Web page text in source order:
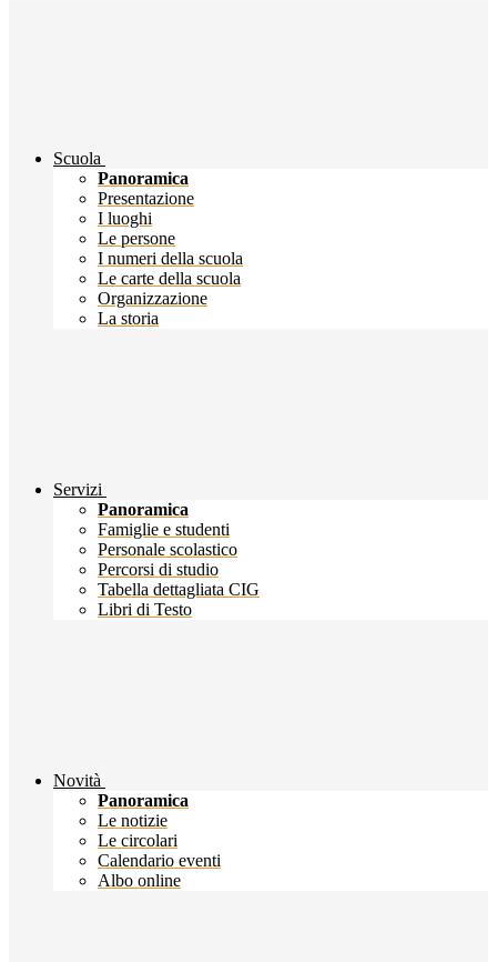
Scuola
Panoramica
Presentazione
I luoghi
Le persone
I numeri della scuola
Le carte della scuola
Organizzazione
La storia
Servizi
Panoramica
Famiglie e studenti
Personale scolastico
Percorsi di studio
Tabella dettagliata CIG
Libri di Testo
Novità
Panoramica
Le notizie
Le circolari
Calendario eventi
Albo online